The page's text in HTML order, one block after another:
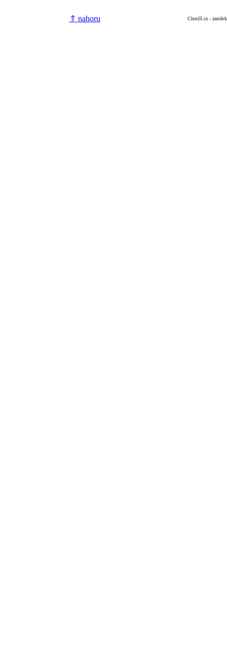
⇑ nahoru Chotýš.cz -